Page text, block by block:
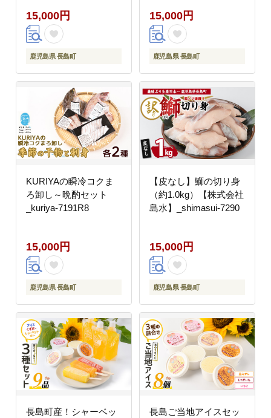
15,000円
鹿児島県 長島町
15,000円
鹿児島県 長島町
KURIYAの瞬冷コクま
ろ卸し～晩酌セット
_kuriya-7191R8
15,000円
鹿児島県 長島町
【皮なし】鰤の切り身
（約1.0kg）【株式会社
島水】_shimasui-7290
15,000円
鹿児島県 長島町
長島町産！シャーベッ
長島ご当地アイスセッ